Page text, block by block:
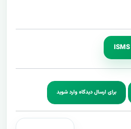
برای ارسال دیدگاه وارد شوید